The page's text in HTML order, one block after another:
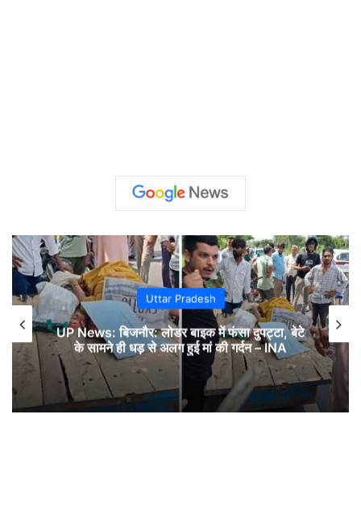
Uttar Pradesh
UP News: बिजनौर: लोडर बाइक में फंसा दुपट्टा, बेटे
के सामने ही धड़ से अलग हुई मां की गर्दन – INA